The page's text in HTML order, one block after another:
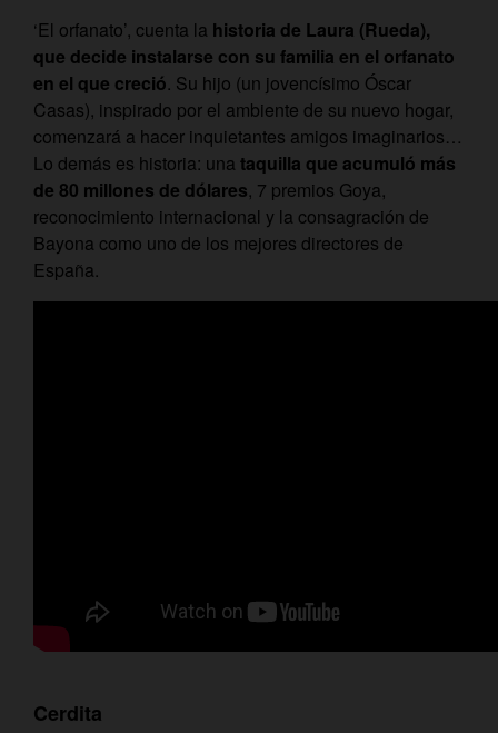
‘El orfanato’, cuenta la historia de Laura (Rueda),
que decide instalarse con su familia en el orfanato
en el que creció. Su hijo (un jovencísimo Óscar
Casas), inspirado por el ambiente de su nuevo hogar,
comenzará a hacer inquietantes amigos imaginarios…
Lo demás es historia: una taquilla que acumuló más
de 80 millones de dólares, 7 premios Goya,
reconocimiento internacional y la consagración de
Bayona como uno de los mejores directores de
España.
Cerdita